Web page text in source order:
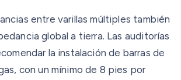
entre varillas múltiples también
global a tierra. Las auditorías
la instalación de barras de
con un mínimo de 8 pies por